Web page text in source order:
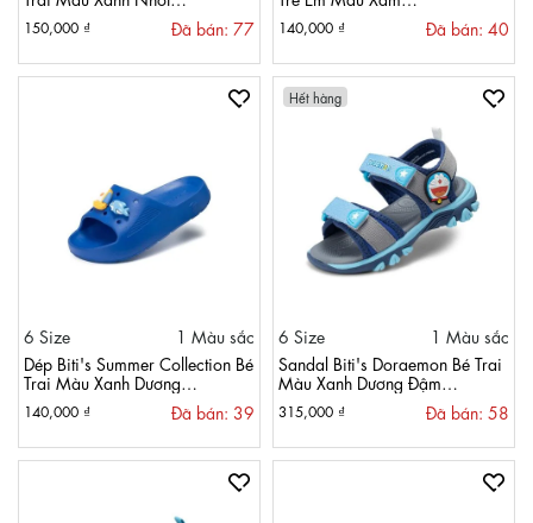
150,000 ₫ Đã bán: 77 140,000 ₫ Đã bán: 40
6 Size
1 Màu sắc
Dép Biti's Summer Collection Bé
Trai Màu Xanh Dương
140,000 ₫ Đã bán: 39
Hết hàng
6 Size
1 Màu sắc
Sandal Biti's Doraemon Bé Trai
Màu Xanh Dương Đậm
BTB002022XDD
315,000 ₫ Đã bán: 58